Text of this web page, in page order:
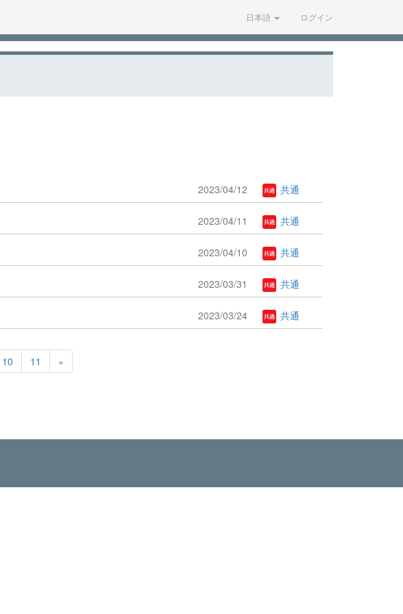
日本語 ログイン
2023/04/12 共通
2023/04/11 共通
2023/04/10 共通
2023/03/31 共通
2023/03/24 共通
10 11 »